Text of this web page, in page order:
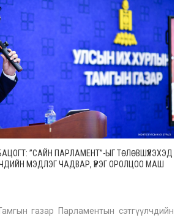
”САЙН ПАРЛАМЕНТ”-ЫГ ТӨЛӨВШҮҮЛЭХЭД
МЭДЛЭГ ЧАДВАР, ҮҮРЭГ ОРОЛЦОО МАШ
газар Парламентын сэтгүүлчдийн